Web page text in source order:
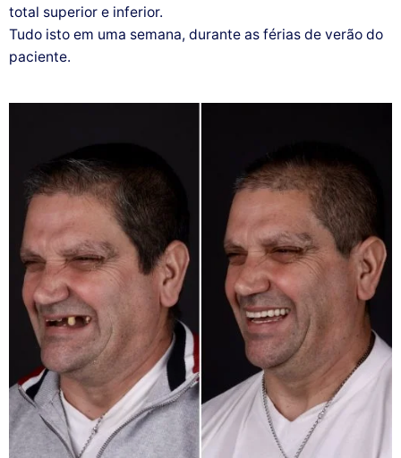
total superior e inferior.
Tudo isto em uma semana, durante as férias de verão do
paciente.